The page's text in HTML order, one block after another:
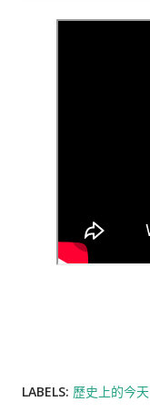
LABELS: 歷史上的今天